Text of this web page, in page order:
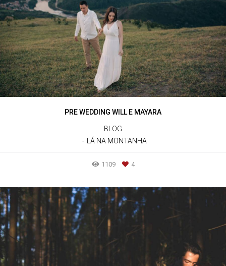
PRE WEDDING WILL E MAYARA
BLOG
LÁ NA MONTANHA
1109 4